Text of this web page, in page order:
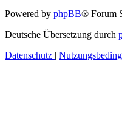
Powered by phpBB® Forum
Deutsche Übersetzung durch
Datenschutz |